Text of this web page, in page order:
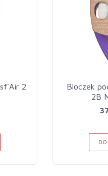
2
Bloczek
2B